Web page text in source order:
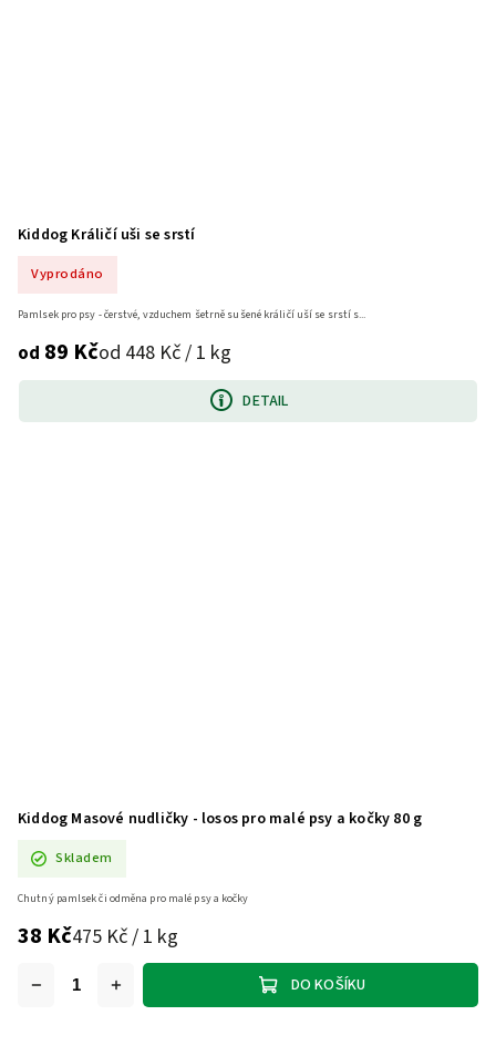
Kiddog Králičí uši se srstí
Vyprodáno
od 89 Kčod 448 Kč / 1 kg
DETAIL
Pamlsek pro psy - čerstvé, vzduchem šetrně sušené králičí uší se srstí s...
Kiddog Masové nudličky - losos pro malé psy a kočky 80 g
Skladem
38 Kč475 Kč / 1 kg
DO KOŠÍKU
Chutný pamlsek či odměna pro malé psy a kočky